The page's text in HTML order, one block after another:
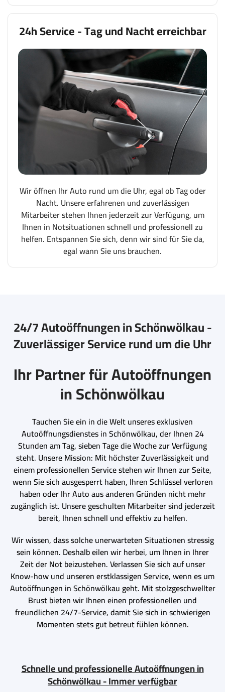
24h Service - Tag und Nacht erreichbar
Wir öffnen Ihr Auto rund um die Uhr, egal ob Tag oder
Nacht. Unsere erfahrenen und zuverlässigen
Mitarbeiter stehen Ihnen jederzeit zur Verfügung, um
Ihnen in Notsituationen schnell und professionell zu
helfen. Entspannen Sie sich, denn wir sind für Sie da,
egal wann Sie uns brauchen.
24/7 Autoöffnungen in Schönwölkau -
Zuverlässiger Service rund um die Uhr
Ihr Partner für Autoöffnungen
in Schönwölkau
Tauchen Sie ein in die Welt unseres exklusiven
Autoöffnungsdienstes in Schönwölkau, der Ihnen 24
Stunden am Tag, sieben Tage die Woche zur Verfügung
steht. Unsere Mission: Mit höchster Zuverlässigkeit und
einem professionellen Service stehen wir Ihnen zur Seite,
wenn Sie sich ausgesperrt haben, Ihren Schlüssel verloren
haben oder Ihr Auto aus anderen Gründen nicht mehr
zugänglich ist. Unsere geschulten Mitarbeiter sind jederzeit
bereit, Ihnen schnell und effektiv zu helfen.
Wir wissen, dass solche unerwarteten Situationen stressig
sein können. Deshalb eilen wir herbei, um Ihnen in Ihrer
Zeit der Not beizustehen. Verlassen Sie sich auf unser
Know-how und unseren erstklassigen Service, wenn es um
Autoöffnungen in Schönwölkau geht. Mit stolzgeschwellter
Brust bieten wir Ihnen einen professionellen und
freundlichen 24/7-Service, damit Sie sich in schwierigen
Momenten stets gut betreut fühlen können.
Schnelle und professionelle Autoöffnungen in
Schönwölkau - Immer verfügbar